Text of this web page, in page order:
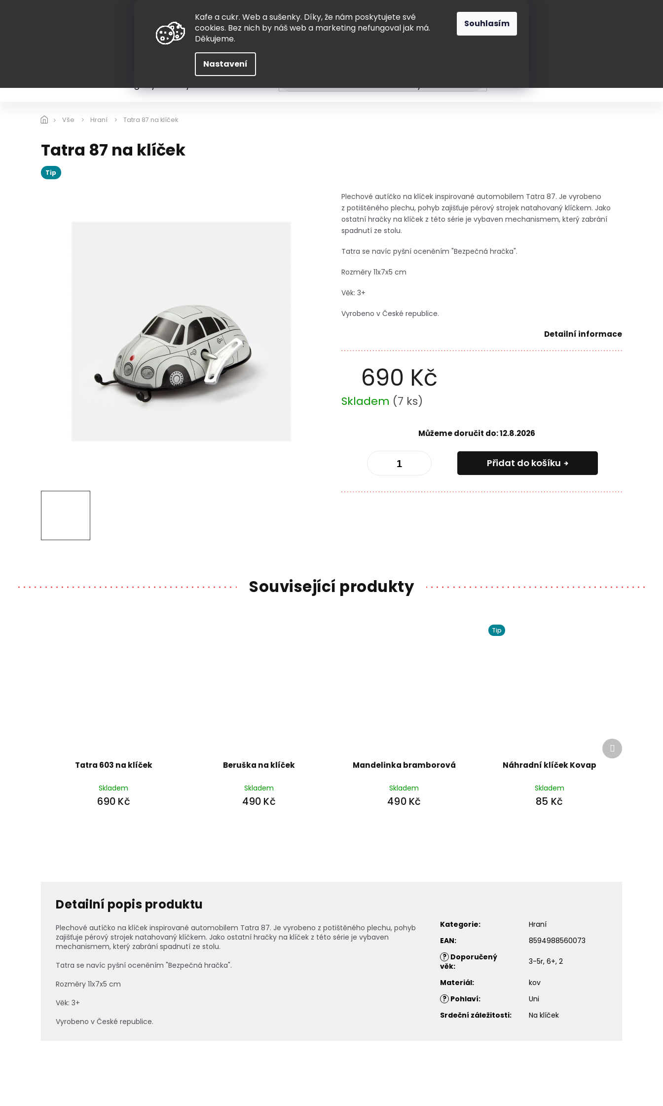
Kafe a cukr. Web a sušenky. Díky, že nám poskytujete své
cookies. Bez nich by náš web a marketing nefungoval jak má.
Děkujeme.
Nastavení
Souhlasím
Vše Hraní Tatra 87 na klíček
Tatra 87 na klíček
Tip
690 Kč
Měrná
cena:
Skladem (7 ks)
Můžeme doručit do:12.8.2026
Přidat do košíku
Plechové autíčko na klíček inspirované automobilem Tatra 87. Je vyrobeno
z potištěného plechu, pohyb zajišťuje pérový strojek natahovaný klíčkem. Jako
ostatní hračky na klíček z této série je vybaven mechanismem, který zabrání
spadnutí ze stolu.
Tatra se navíc pyšní oceněním "Bezpečná hračka".
Rozměry 11x7x5 cm
Věk: 3+
Vyrobeno v České republice.
Detailní informace
Související produkty
Tatra 603 na klíček
Skladem
690 Kč
Beruška na klíček
Skladem
490 Kč
Mandelinka bramborová
Skladem
490 Kč
Tip
Náhradní klíček Kovap
Skladem
85 Kč
Další
produkt
Detailní popis produktu
Plechové autíčko na klíček inspirované automobilem Tatra 87. Je vyrobeno z potištěného plechu, pohyb
zajišťuje pérový strojek natahovaný klíčkem. Jako ostatní hračky na klíček z této série je vybaven
mechanismem, který zabrání spadnutí ze stolu.
Tatra se navíc pyšní oceněním "Bezpečná hračka".
Rozměry 11x7x5 cm
Věk: 3+
Vyrobeno v České republice.
Kategorie:
Hraní
EAN:
8594988560073
? Doporučený
věk: 3-5r, 6+, 2
Materiál:
kov
? Pohlaví:
Uni
Srdeční záležitosti: Na klíček